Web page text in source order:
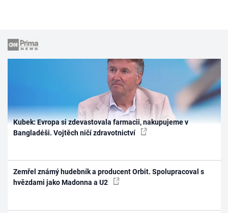
Kubek: Evropa si zdevastovala farmacii, nakupujeme v
Bangladéši. Vojtěch ničí zdravotnictví
Zemřel známý hudebník a producent Orbit. Spolupracoval s
hvězdami jako Madonna a U2